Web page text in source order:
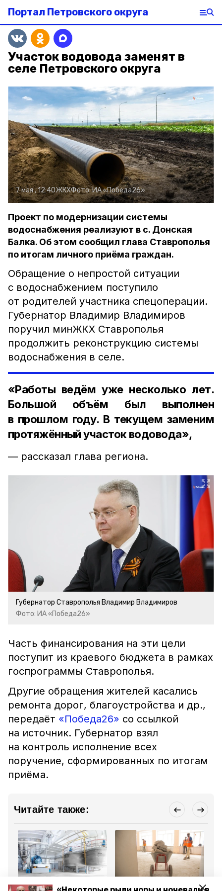
Портал Петровского округа
Участок водовода заменят в
селе Петровского округа
7 мая , 12:40ЖКХФото:ИА «Победа26»
Проект по модернизации системы
водоснабжения реализуют в с. Донская
Балка. Об этом сообщил глава Ставрополья
по итогам личного приёма граждан.
Обращение о непростой ситуации
с водоснабжением поступило
от родителей участника спецоперации.
Губернатор Владимир Владимиров
поручил минЖКХ Ставрополья
продолжить реконструкцию системы
водоснабжения в селе.
«Работы ведём уже несколько лет.
Большой объём был выполнен
в прошлом году. В текущем заменим
протяжённый участок водовода»,
— рассказал глава региона.
Губернатор Ставрополья Владимир Владимиров
Фото: ИА «Победа26»
Часть финансирования на эти цели
поступит из краевого бюджета в рамках
госпрограммы Ставрополья.
Другие обращения жителей касались
ремонта дорог, благоустройства и др.,
передаёт «Победа26» со ссылкой
на источник. Губернатор взял
на контроль исполнение всех
поручение, сформированных по итогам
приёма.
Читайте также:
Сельское хозяйство